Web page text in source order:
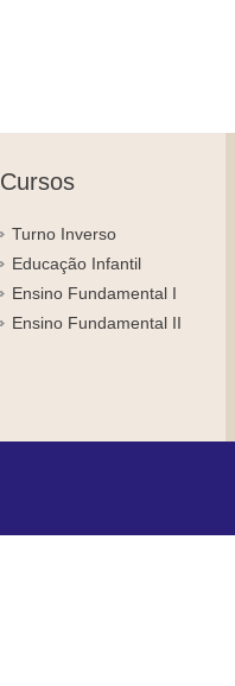
Cursos
Turno Inverso
Educação Infantil
Ensino Fundamental I
Ensino Fundamental II